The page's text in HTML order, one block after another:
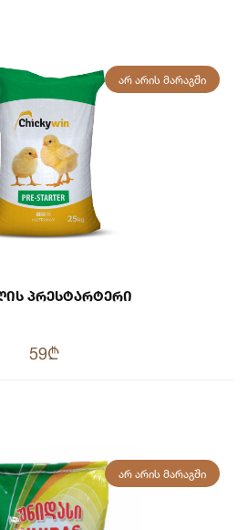
ᲐᲠ ᲐᲠᲘᲡ ᲛᲐᲠᲐᲒᲨᲘ
Პრესტარტერი
59₾
ᲐᲠ ᲐᲠᲘᲡ ᲛᲐᲠᲐᲒᲨᲘ